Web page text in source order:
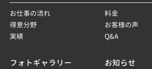
お仕事の流れ
料金
得意分野
お客様の声
実績
Q&A
フォトギャラリー お知らせ